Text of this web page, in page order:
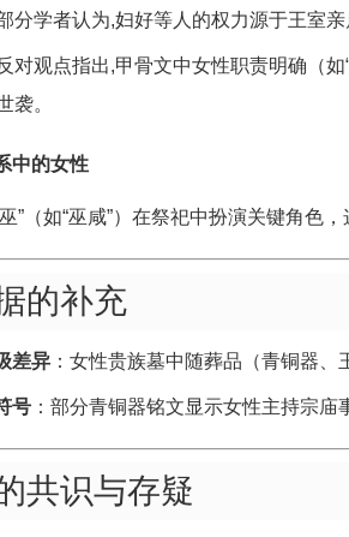
分学者认为,妇好等人的权力源于王室
对观点指出,甲骨文中女性职责明确（
袭。
中的女性
”（如“巫咸”）在祭祀中扮演关键角色
的补充
差异 ：女性贵族墓中随葬品（青铜器、
号 ：部分青铜器铭文显示女性主持宗庙
共识与存疑